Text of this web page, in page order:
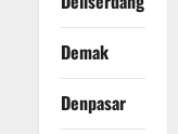
Demak
Denpasar